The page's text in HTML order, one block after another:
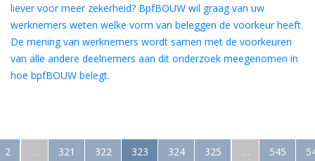
liever voor meer zekerheid? BpfBOUW wil graag van uw
werknemers weten welke vorm van beleggen de voorkeur heeft.
De mening van werknemers wordt samen met de voorkeuren
van alle andere deelnemers aan dit onderzoek meegenomen in
hoe bpfBOUW belegt.
2 … 321 322 323 324 325 … 545